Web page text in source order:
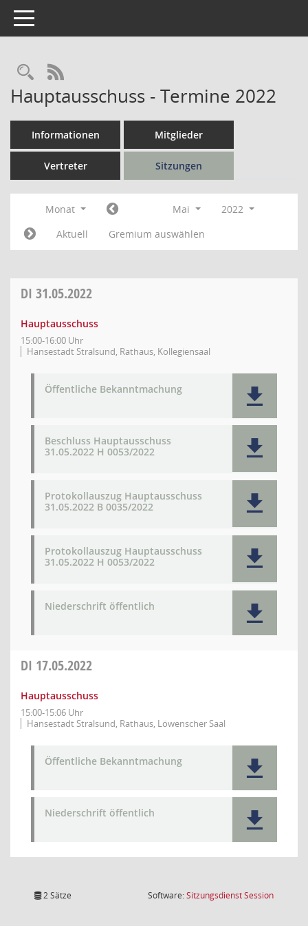
Toggle navigation
Rechercheauswahl
RSS-Feed
Hauptausschuss - Termine 2022
Informationen Mitglieder
Vertreter Sitzungen
Monat Mai
2022
Aktuell
Gremium auswählen
DI 31.05.2022
Hauptausschuss
15:00-16:00 Uhr
Hansestadt Stralsund, Rathaus, Kollegiensaal
Öffentliche Bekanntmachung
Beschluss Hauptausschuss
31.05.2022 H 0053/2022
Protokollauszug Hauptausschuss
31.05.2022 B 0035/2022
Protokollauszug Hauptausschuss
31.05.2022 H 0053/2022
Niederschrift öffentlich
DI 17.05.2022
Hauptausschuss
15:00-15:06 Uhr
Hansestadt Stralsund, Rathaus, Löwenscher Saal
Öffentliche Bekanntmachung
Niederschrift öffentlich
2 Sätze Software:SitzungsdienstSession(Wird in